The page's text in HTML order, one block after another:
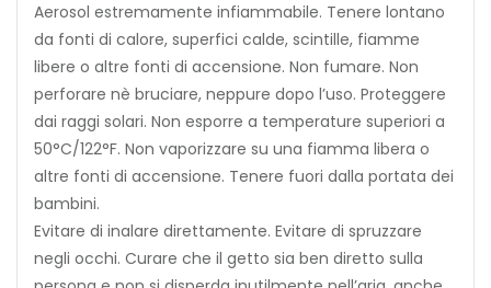
Aerosol estremamente infiammabile. Tenere lontano
da fonti di calore, superfici calde, scintille, fiamme
libere o altre fonti di accensione. Non fumare. Non
perforare nè bruciare, neppure dopo l’uso. Proteggere
dai raggi solari. Non esporre a temperature superiori a
50°C/122°F. Non vaporizzare su una fiamma libera o
altre fonti di accensione. Tenere fuori dalla portata dei
bambini.
Evitare di inalare direttamente. Evitare di spruzzare
negli occhi. Curare che il getto sia ben diretto sulla